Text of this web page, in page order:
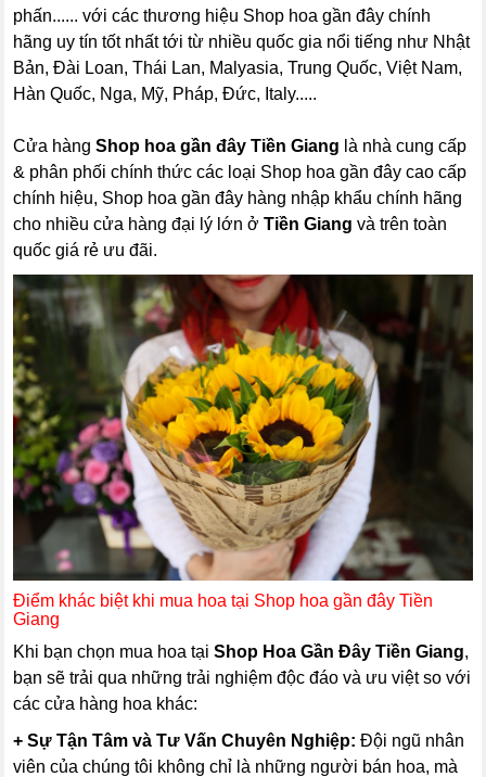
phấn...... với các thương hiệu Shop hoa gần đây chính
hãng uy tín tốt nhất tới từ nhiều quốc gia nổi tiếng như Nhật
Bản, Đài Loan, Thái Lan, Malyasia, Trung Quốc, Việt Nam,
Hàn Quốc, Nga, Mỹ, Pháp, Đức, Italy.....
Cửa hàngShop hoa gần đây Tiền Giang là nhà cung cấp
& phân phối chính thức các loại Shop hoa gần đây cao cấp
chính hiệu, Shop hoa gần đây hàng nhập khẩu chính hãng
cho nhiều cửa hàng đại lý lớn ởTiền Giang và trên toàn
quốc giá rẻ ưu đãi.
Điểm khác biệt khi mua hoa tại Shop hoa gần đây Tiền
Giang
Khi bạn chọn mua hoa tạiShop Hoa Gần Đây Tiền Giang,
bạn sẽ trải qua những trải nghiệm độc đáo và ưu việt so với
các cửa hàng hoa khác:
+ Sự Tận Tâm và Tư Vấn Chuyên Nghiệp: Đội ngũ nhân
viên của chúng tôi không chỉ là những người bán hoa, mà